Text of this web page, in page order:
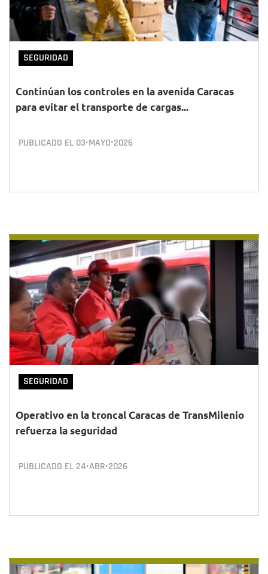
SEGURIDAD
Continúan los controles en la avenida Caracas
para evitar el transporte de cargas...
PUBLICADO EL 03•MAYO•2026
SEGURIDAD
Operativo en la troncal Caracas de TransMilenio
refuerza la seguridad
PUBLICADO EL 24•ABR•2026